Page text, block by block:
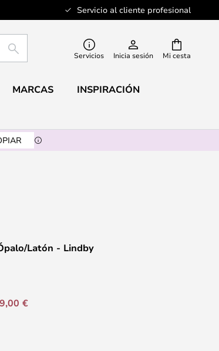
Servicio al cliente profesional
Mi cesta
BUSCAR Servicios Inicia sesión
MARCAS INSPIRACIÓN
Latón - Lindby
€